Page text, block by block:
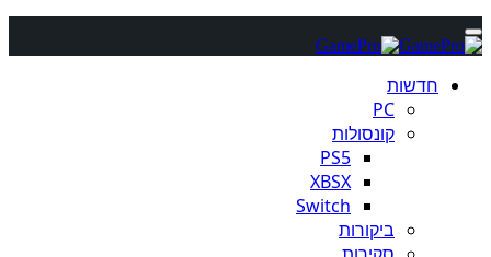
חדשות
PC
קונסולות
PS5
XBSX
Switch
ביקורות